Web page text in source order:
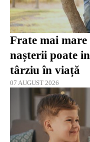
Frate mai
nașterii poate
târziu în viață
07 AUGUST 2026